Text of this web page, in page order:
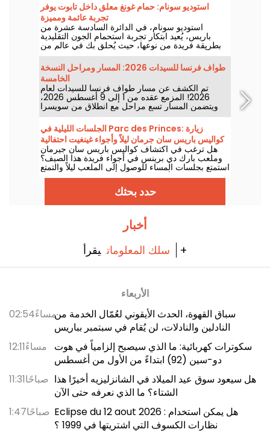
استوديو سونام: حمام غونغ معلق داخل تابوت يوفر
تجربة عائمة ومميزة
استوديو سونام، في الدائرة السادسة عشرة من
باريس، يُعيد ابتكار تجربة استحمام الجون التقليدية
بطريقة فريدة من نوعها، حيث يُحلق بك في عالم من
الأصوات المحيطة، داخل كنف مريح يطفو على بعد
بضعة سنتيمترات من الأرض، في قلب العاصمة
الفرنسية.
طواف فرنسا للسيدات 2026: المسار ومراحل النسخة
الخامسة
تم الكشف عن مسار طواف فرنسا للسيدات لعام
2026! المزمع عقده من 1 إلى 9 أغسطس 2026،
ويتضمن المسار تسع مراحل مع انطلاق من سويسرا
والوصول إلى نيس. اكتشف ما ينتظرنا هذا العام.
الجلسات الليلية في Parc des Princes: زيارة
كواليس باريس سان جرمان ليلاً وأجواء غينغيت احتفالية
مع فقرات دي جي
هل ترغب في اكتشاف كواليس باريس سان جيرمان
وملعب بارك دي برينس في أجواء فريدة هذا الصيف؟
استمتع بجلسات المساء للوصول إلى الملعب ليلاً والتمتع
بالعديد من الأنشطة الاحتفالية. إليك البرنامج الخاص
حدد بحثك
أخبار
سلك المعلومات يقرأ +
الأربعاء
02:54مساءًسباق القهوة، الحدث الأيقوني لعُمّال الخدمة من
النادلين والنادلات، لن يُقام في سبتمبر بباريس
12:11مساءً
سكوترات كهربائية: ما الذي سيصبح إلزامياً في هوت
دو-سين (92) ابتداءً من الأول من أغسطس
11:31صباحًا هل سيعود سوق عيد الميلاد في الشانزليزيه أخيرًا هذا
الشتاء؟ ما الذي نعرفه حتى الآن
1:47صباحًا Eclipse du 12 aout 2026 : هل يمكن استخدام
نظارات الكسوف التي اشتريتها في 1999 ؟